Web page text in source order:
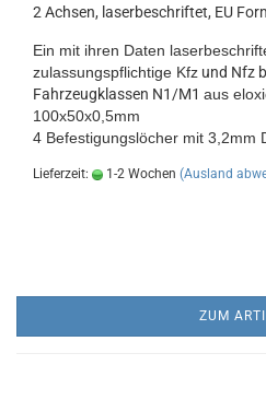
2 Achsen, laserbeschriftet, EU
Ein mit ihren Daten
zulassungspflichtige Kfz und Nfz
Fahrzeugklassen N1/M1 aus
100x50x0,5mm
4 Befestigungslöcher mit 3,2mm
Lieferzeit: 1-2 Wochen (Ausland
ZUM